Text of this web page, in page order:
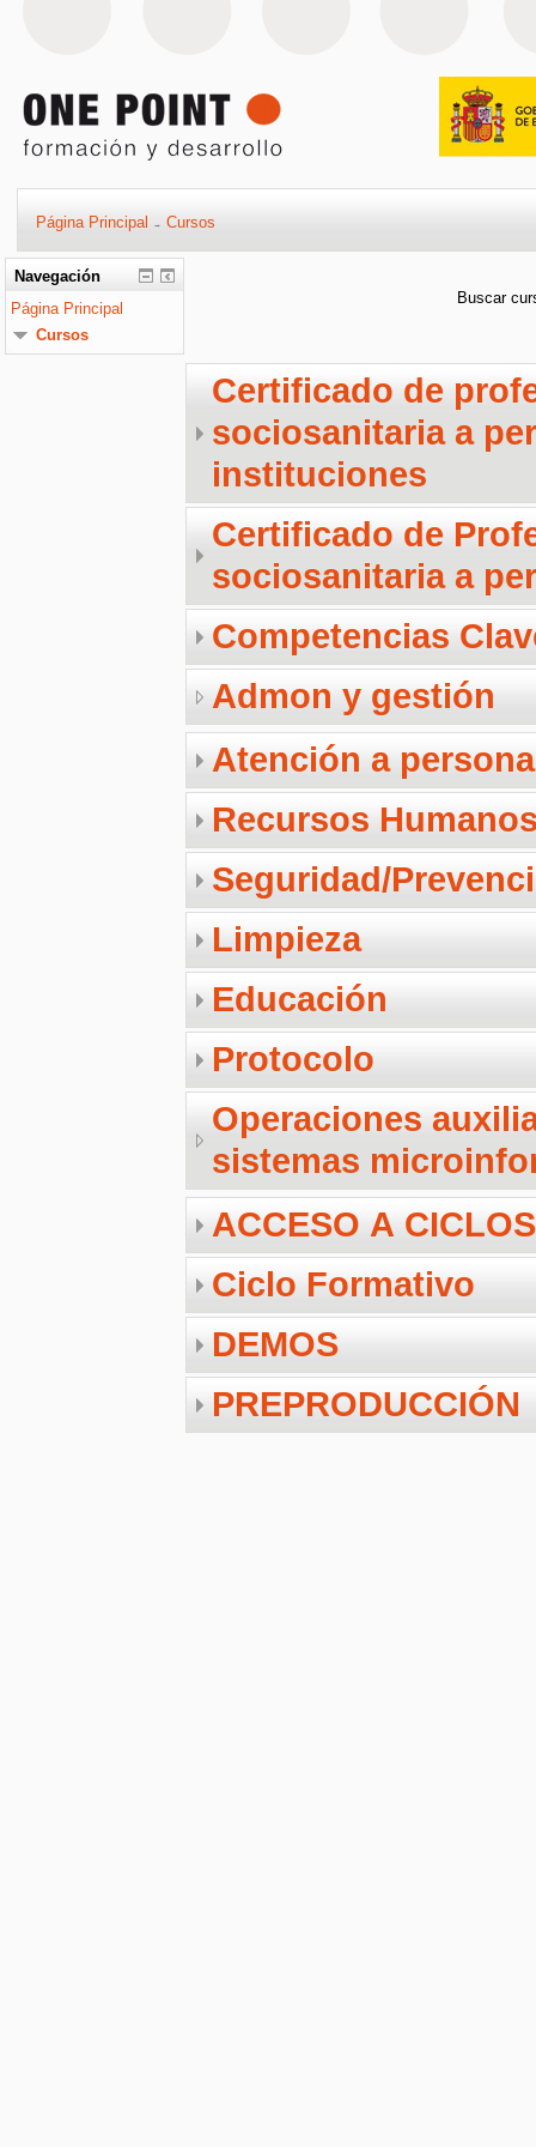
Página Principal Cursos
Buscar
Certificado de
sociosanitaria a
instituciones
Certificado de
sociosanitaria a
Competencias
Admon y gestión
Atención a
Recursos
Seguridad/
Limpieza
Educación
Protocolo
Operaciones
sistemas
ACCESO A CICLOS
Ciclo Formativo
DEMOS
PREPRODUCCIÓN
Navegación
Página Principal
Cursos